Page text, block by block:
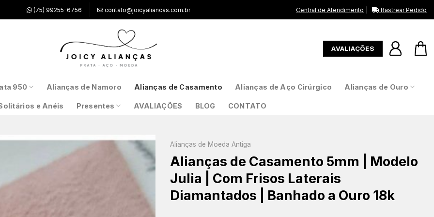
(75) 99255-6756 contato@joicyaliancas.com.br Central de Atendimento Rastrear Pedido
AVALIAÇÕES
950 Alianças de Namoro Alianças de Casamento Alianças de Aço Cirúrgico Alianças de Ouro
e Anéis Presentes AVALIAÇÕES BLOG CONTATO
Alianças de Moeda Antiga
Alianças de Casamento 5mm | Modelo
Julia | Com Frisos Laterais
Diamantados | Banhado a Ouro 18k